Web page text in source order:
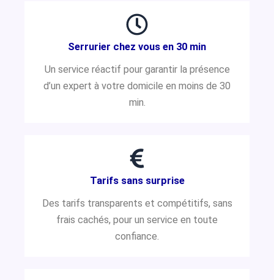
Serrurier chez vous en 30 min
Un service réactif pour garantir la présence
d’un expert à votre domicile en moins de 30
min.
Tarifs sans surprise
Des tarifs transparents et compétitifs, sans
frais cachés, pour un service en toute
confiance.